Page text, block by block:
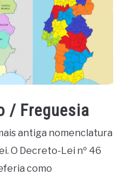
/ Freguesia
antiga nomenclatura
O Decreto-Lei nº 46
como